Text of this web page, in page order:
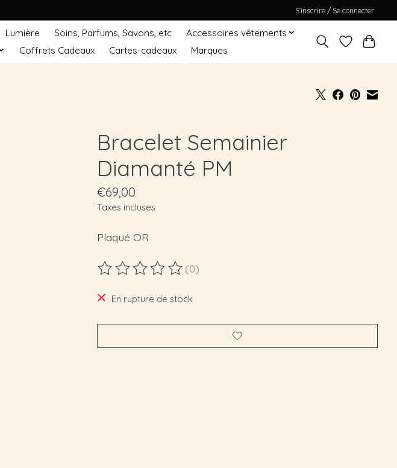
S’inscrire / Se connecter
Lumière Soins, Parfums, Savons, etc
Accessoires vêtements
Coffrets Cadeaux Cartes-cadeaux Marques
Bracelet Semainier
Diamanté PM
€69,00
Taxes incluses
Plaqué OR
Ce produit est évalué à
(0)
En rupture de stock